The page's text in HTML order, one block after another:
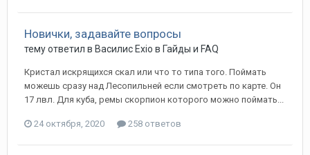
Новички, задавайте вопросы
тему ответил в Василис Exio в Гайды и FAQ
Кристал искрящихся скал или что то типа того. Поймать
можешь сразу над Лесопильней если смотреть по карте. Он
17 лвл. Для куба, ремы скорпион которого можно поймать...
24 октября, 2020 258 ответов